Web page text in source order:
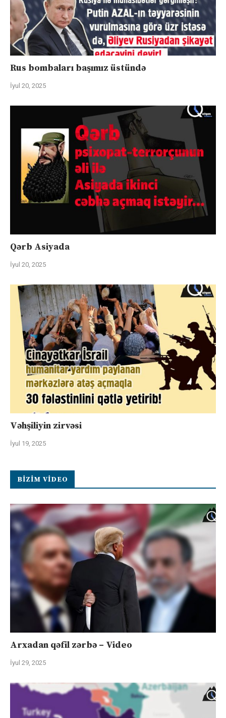
Rus bombaları başımız üstündə
İyul 20, 2025
Qərb Asiyada
İyul 20, 2025
Vəhşiliyin zirvəsi
İyul 19, 2025
BIZIM VIDEO
Arxadan qəfil zərbə – Video
İyul 29, 2025